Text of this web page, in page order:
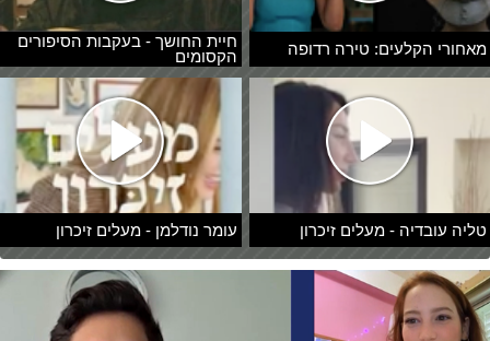
מאחורי הקלעים: טירה רדופה
חיית החושך - בעקבות הסיפורים
הקסומים
טליה עובדיה - מעלים זיכרון עומר נודלמן - מעלים זיכרון